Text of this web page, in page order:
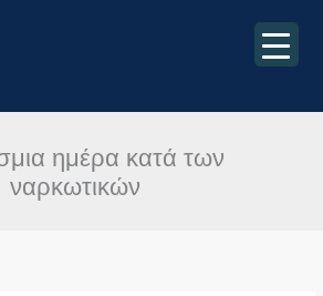
ημέρα κατά των
ναρκωτικών